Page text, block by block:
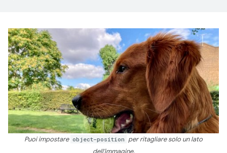
Puoi impostare object-position per ritagliare solo un lato